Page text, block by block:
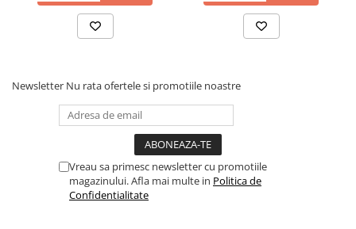
Cuptoare cu microunde
Plite & Aragazuri
Aparate de gatit cu aburi &
Deshidratoare
Newsletter Nu rata ofertele si promotiile noastre
Vreau sa primesc newsletter cu promotiile
magazinului. Afla mai multe in Politica de
Confidentialitate